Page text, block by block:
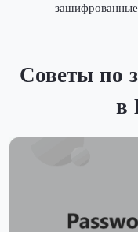
Советы по
в